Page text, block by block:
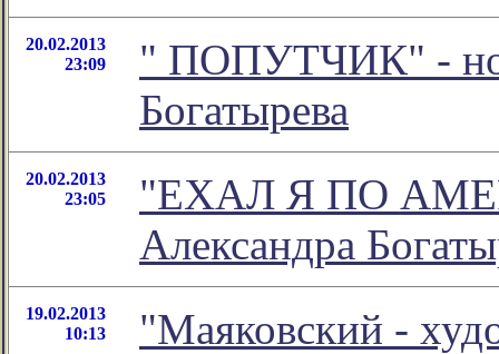
20.02.2013
23:09
" ПОПУТЧИК" -
Богатырева
20.02.2013
23:05
"ЕХАЛ Я ПО
Александра
19.02.2013
10:13
"Маяковский -